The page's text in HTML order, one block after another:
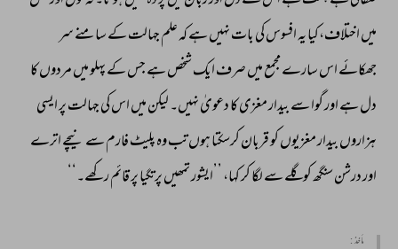
میں اختلاف،کیا یہ افسوس کی بات نہیں ہے کہ علم جہالت کے سامنے سر
جھکائے اس سارے مجمع میں صرف ایک شخص ہے جس کے پہلو میں مردوں کا
دل ہے اور گوا سے بیدار مغزی کا دعویٰ نہیں۔ لیکن میں اس کی جہالت پر ایسی
ہزاروں بیدار مغزیوں کو قربان کرسکتا ہوں تب وہ پلیٹ فارم سے نیچے اترے
اور درشن سنگھ کو گلے سے لگا کر کہا، ’’ایشور تمھیں پرتگیا پر قائم رکھے۔‘‘
مأخذ :